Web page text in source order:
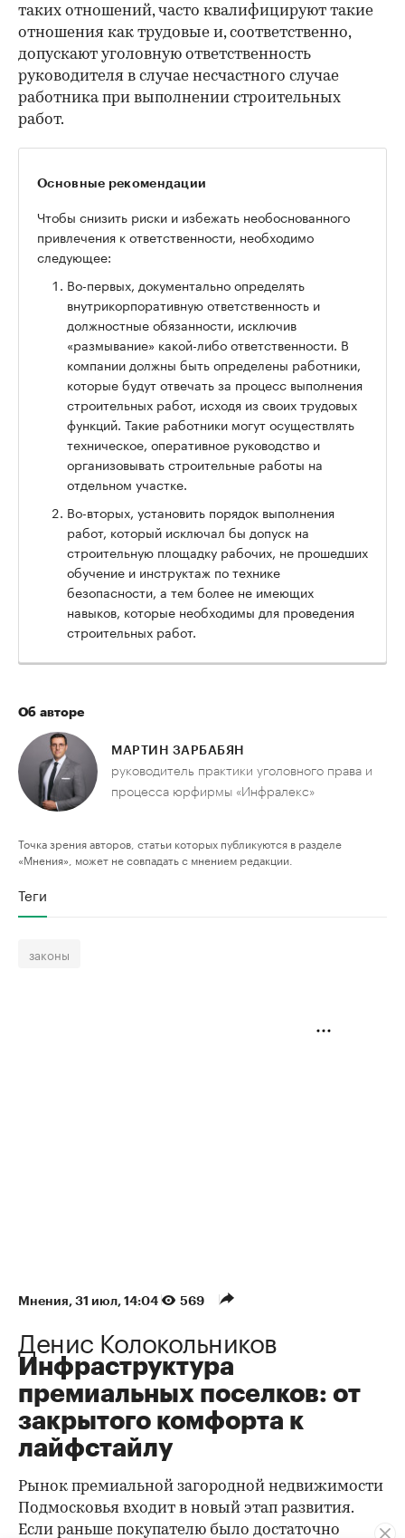
таких отношений, часто квалифицируют такие
отношения как трудовые и, соответственно,
допускают уголовную ответственность
руководителя в случае несчастного случае
работника при выполнении строительных
работ.
Основные рекомендации
Чтобы снизить риски и избежать необоснованного
привлечения к ответственности, необходимо
следующее:
Во-первых, документально определять
внутрикорпоративную ответственность и
должностные обязанности, исключив
«размывание» какой-либо ответственности. В
компании должны быть определены работники,
которые будут отвечать за процесс выполнения
строительных работ, исходя из своих трудовых
функций. Такие работники могут осуществлять
техническое, оперативное руководство и
организовывать строительные работы на
отдельном участке.
Во-вторых, установить порядок выполнения
работ, который исключал бы допуск на
строительную площадку рабочих, не прошедших
обучение и инструктаж по технике
безопасности, а тем более не имеющих
навыков, которые необходимы для проведения
строительных работ.
Об авторе
МАРТИН ЗАРБАБЯН
руководитель практики уголовного права и
процесса юрфирмы «Инфралекс»
Точка зрения авторов, статьи которых публикуются в разделе
«Мнения», может не совпадать с мнением редакции.
Теги
законы
Мнения 31 июл, 14:04 569
Денис Колокольников
Инфраструктура
премиальных поселков: от
закрытого комфорта к
лайфстайлу
Рынок премиальной загородной недвижимости
Подмосковья входит в новый этап развития.
Если раньше покупателю было достаточно